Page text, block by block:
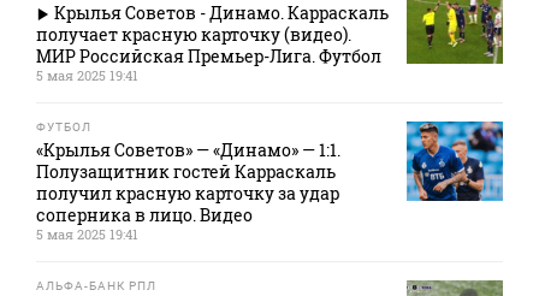
Крылья Советов - Динамо. Карраскаль
получает красную карточку (видео).
МИР Российская Премьер-Лига. Футбол
5 мая 2025 19:41
ФУТБОЛ
«Крылья Советов» — «Динамо» — 1:1.
Полузащитник гостей Карраскаль
получил красную карточку за удар
соперника в лицо. Видео
5 мая 2025 19:41
АЛЬФА-БАНК РПЛ